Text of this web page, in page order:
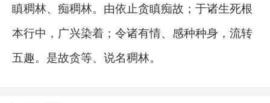
瞋稠林、痴稠林。由依止贪瞋痴故；于诸生死根
本行中，广兴染着；令诸有情、感种种身，流转
五趣。是故贪等、说名稠林。